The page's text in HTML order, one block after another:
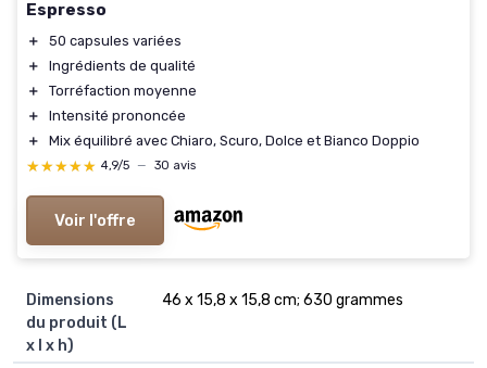
Espresso
＋
50 capsules variées
＋
Ingrédients de qualité
＋
Torréfaction moyenne
＋
Intensité prononcée
＋
Mix équilibré avec Chiaro, Scuro, Dolce et Bianco Doppio
★★★★★
★★★★★ 4,9/5 — 30 avis
Voir l'offre
Dimensions
du produit (L
x l x h)
‎46 x 15,8 x 15,8 cm; 630 grammes